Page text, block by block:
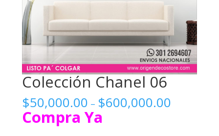
Colección Chanel 06
$50,000.00 – $600,000.00
Compra Ya